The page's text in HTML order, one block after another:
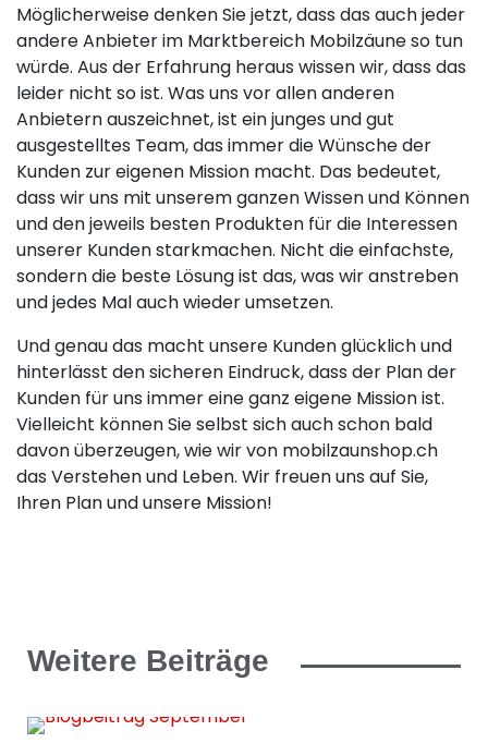
Möglicherweise denken Sie jetzt, dass das auch jeder
andere Anbieter im Marktbereich Mobilzäune so tun
würde. Aus der Erfahrung heraus wissen wir, dass das
leider nicht so ist. Was uns vor allen anderen
Anbietern auszeichnet, ist ein junges und gut
ausgestelltes Team, das immer die Wünsche der
Kunden zur eigenen Mission macht. Das bedeutet,
dass wir uns mit unserem ganzen Wissen und Können
und den jeweils besten Produkten für die Interessen
unserer Kunden starkmachen. Nicht die einfachste,
sondern die beste Lösung ist das, was wir anstreben
und jedes Mal auch wieder umsetzen.
Und genau das macht unsere Kunden glücklich und
hinterlässt den sicheren Eindruck, dass der Plan der
Kunden für uns immer eine ganz eigene Mission ist.
Vielleicht können Sie selbst sich auch schon bald
davon überzeugen, wie wir von mobilzaunshop.ch
das Verstehen und Leben. Wir freuen uns auf Sie,
Ihren Plan und unsere Mission!
Weitere Beiträge